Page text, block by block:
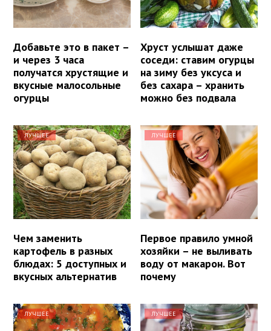
Добавьте это в пакет –
и через 3 часа
получатся хрустящие и
вкусные малосольные
огурцы
Хруст услышат даже
соседи: ставим огурцы
на зиму без уксуса и
без сахара – хранить
можно без подвала
ЛУЧШЕЕ
Чем заменить
картофель в разных
блюдах: 5 доступных и
вкусных альтернатив
ЛУЧШЕЕ
Первое правило умной
хозяйки – не выливать
воду от макарон. Вот
почему
ЛУЧШЕЕ ЛУЧШЕЕ